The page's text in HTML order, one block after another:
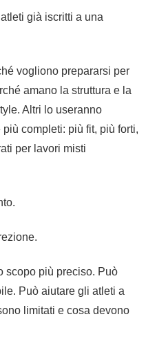
già iscritti a una
vogliono prepararsi per
amano la struttura e la
Altri lo useranno
completi: più fit, più forti,
per lavori misti
scopo più preciso. Può
Può aiutare gli atleti a
limitati e cosa devono